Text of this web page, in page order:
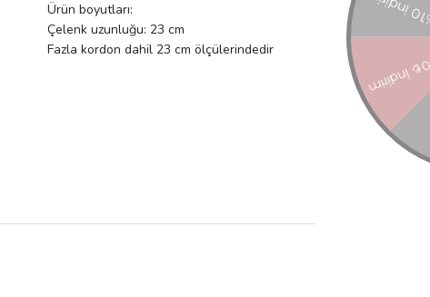
Ürün boyutları:
Çelenk uzunluğu: 23 cm
Fazla kordon dahil 23 cm ölçülerindedir